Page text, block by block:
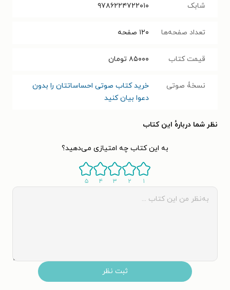
شابک ۹۷۸۶۲۲۴۷۲۲۰۱۰
تعداد صفحه‌ها ۱۲۰ صفحه
قیمت کتاب ۸۵۰۰۰ تومان
نسخۀ صوتی
خرید کتاب صوتی احساساتتان را بدون
دعوا بیان کنید
نظر شما دربارهٔ این کتاب
به این کتاب چه امتیازی می‌دهید؟
۱ ۲ ۳ ۴ ۵
ثبت نظر